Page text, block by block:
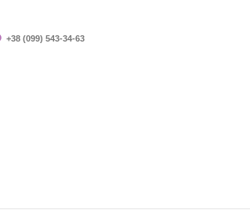
+38 (099) 543-34-63